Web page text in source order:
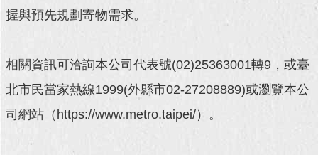
首
頁
站
導
握與預先規劃寄物需求。
相關資訊可洽詢本公司代表號(02)25363001轉9，或臺
北市民當家熱線1999(外縣市02-27208889)或瀏覽本公
司網站（https://www.metro.taipei/）。